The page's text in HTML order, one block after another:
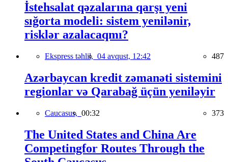
İstehsalat qəzalarına qarşı yeni
sığorta modeli: sistem yenilənir,
risklər azalacaqmı?
Ekspress təhlil, 04 avqust, 12:42 487
Azərbaycan kredit zəmanəti sistemini
regionlar və Qarabağ üçün yeniləyir
Caucasus, 00:32 373
The United States and China Are
Competingfor Routes Through the